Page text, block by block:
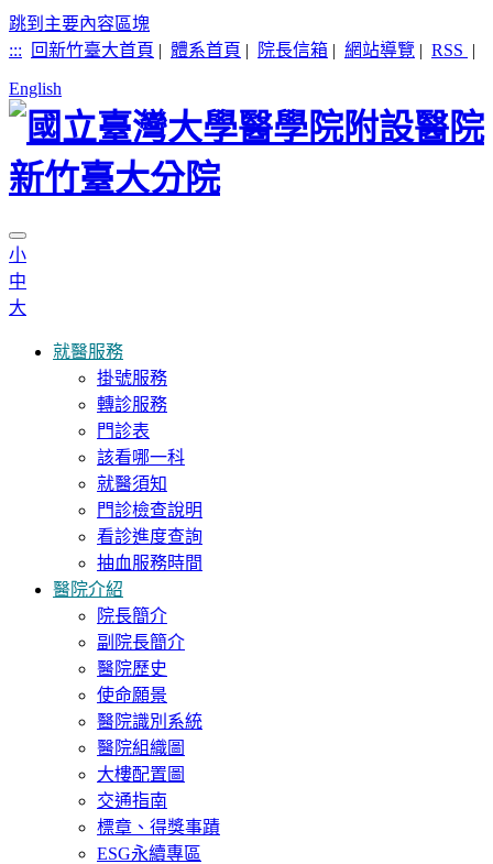
跳到主要內容區塊
:::
回新竹臺大首頁 | 體系首頁 | 院長信箱 | 網站導覽 | RSS |
English
小
中
大
就醫服務
掛號服務
轉診服務
門診表
該看哪一科
就醫須知
門診檢查說明
看診進度查詢
抽血服務時間
醫院介紹
院長簡介
副院長簡介
醫院歷史
使命願景
醫院識別系統
醫院組織圖
大樓配置圖
交通指南
標章、得獎事蹟
ESG永續專區